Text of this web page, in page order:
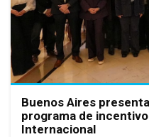
Buenos Aires
programa de
Internacional